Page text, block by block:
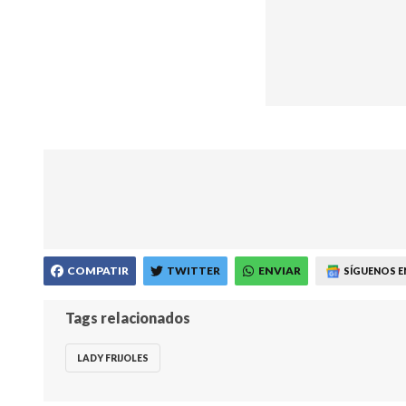
COMPATIR TWITTER ENVIAR SÍGUENOS
Tags relacionados
LADY FRIJOLES